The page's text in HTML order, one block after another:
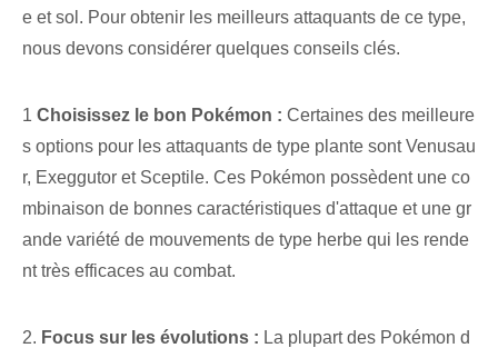
e et sol. Pour obtenir les ⁢meilleurs attaquants⁤ de ce type,⁣
nous devons considérer quelques conseils clés.
1 Choisissez le bon Pokémon : Certaines des meilleure
s options pour les attaquants de type plante sont Venusau
r, Exeggutor et Sceptile. Ces Pokémon possèdent une co
mbinaison de bonnes caractéristiques d'attaque et une gr
ande variété de mouvements de type herbe qui les rende
nt très efficaces au combat.
2. Focus sur les évolutions : La plupart des Pokémon d